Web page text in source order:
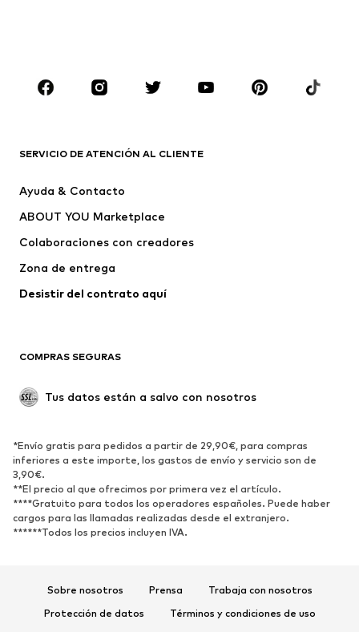
MARCAS
PUMA
Liewood
Toni Pons
SERVICIO DE ATENCIÓN AL CLIENTE
Ayuda & Contacto
ABOUT YOU Marketplace
Colaboraciones con creadores
Zona de entrega
Desistir del contrato aquí
COMPRAS SEGURAS
Tus datos están a salvo con nosotros
*Envío gratis para pedidos a partir de 29,90€, para compras
inferiores a este importe, los gastos de envío y servicio son de
3,90€.
**El precio al que ofrecimos por primera vez el artículo.
****Gratuito para todos los operadores españoles. Puede haber
cargos para las llamadas realizadas desde el extranjero.
******Todos los precios incluyen IVA.
Sobre nosotros Prensa
Trabaja con nosotros
Protección de datos
Términos y condiciones de uso